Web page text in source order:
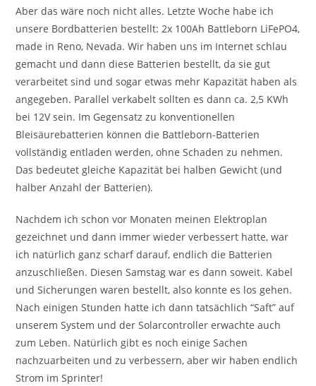
Aber das wäre noch nicht alles. Letzte Woche habe ich
unsere Bordbatterien bestellt: 2x 100Ah Battleborn LiFePO4,
made in Reno, Nevada. Wir haben uns im Internet schlau
gemacht und dann diese Batterien bestellt, da sie gut
verarbeitet sind und sogar etwas mehr Kapazität haben als
angegeben. Parallel verkabelt sollten es dann ca. 2,5 KWh
bei 12V sein. Im Gegensatz zu konventionellen
Bleisäurebatterien können die Battleborn-Batterien
vollständig entladen werden, ohne Schaden zu nehmen.
Das bedeutet gleiche Kapazität bei halben Gewicht (und
halber Anzahl der Batterien).
Nachdem ich schon vor Monaten meinen Elektroplan
gezeichnet und dann immer wieder verbessert hatte, war
ich natürlich ganz scharf darauf, endlich die Batterien
anzuschließen. Diesen Samstag war es dann soweit. Kabel
und Sicherungen waren bestellt, also konnte es los gehen.
Nach einigen Stunden hatte ich dann tatsächlich “Saft” auf
unserem System und der Solarcontroller erwachte auch
zum Leben. Natürlich gibt es noch einige Sachen
nachzuarbeiten und zu verbessern, aber wir haben endlich
Strom im Sprinter!